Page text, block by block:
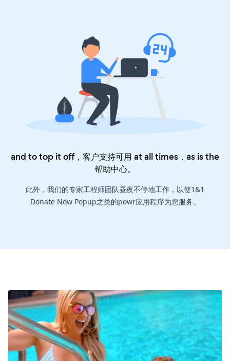
and to top it off，客户支持可用 at all times，as is the
帮助中心。
此外，我们的专家工程师团队昼夜不停地工作，以使1&1
Donate Now Popup之类的powr应用程序为您服务。